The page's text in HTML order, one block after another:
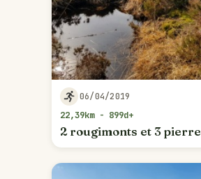
06/04/2019
22,39km - 899d+
2 rougimonts et 3